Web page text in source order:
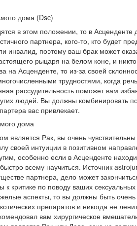
дома (Dsc)
в этом положении, то в Асценденте
партнера, кого-то, кто будет
инвалид, поэтому ваш брак может
рыцаря на белом коне, и
на Асценденте, то из-за своей
трудностями, когда
рассудительность поможет вам
людей. Вы должны комбинировать
вас привлекает.
дома
является Рак, вы очень
своей интуиции в позитивном
особенно если в Асценденте
всему научиться. Источник
партнера, дело может
к критике по поводу ваших
аспекты, то вы должны быть
препаратов и никогда не
вам хирургическое